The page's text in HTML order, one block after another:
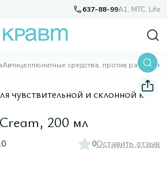
637-88-99A1, МТС, Life
Антицеллюлитные средства, против растяжек
чувствительной и склонной к
200 мл
0Оставить отзыв